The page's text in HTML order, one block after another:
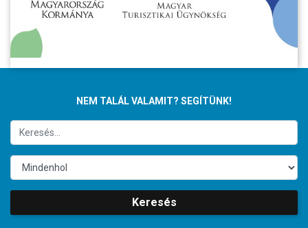
NEM TALÁL VALAMIT? SEGÍTÜNK!
Keresés